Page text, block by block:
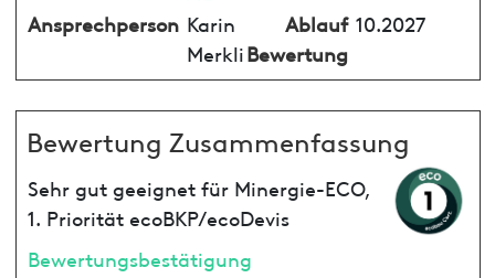
Ansprechperson Karin
Merkli
Ablauf
Bewertung
10.2027
Bewertung Zusammenfassung
Sehr gut geeignet für Minergie-ECO,
1. Priorität ecoBKP/ecoDevis
Bewertungsbestätigung